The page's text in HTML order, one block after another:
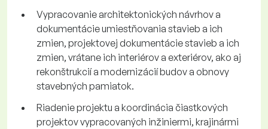
Vypracovanie architektonických návrhov a
dokumentácie umiestňovania stavieb a ich
zmien, projektovej dokumentácie stavieb a ich
zmien, vrátane ich interiérov a exteriérov, ako aj
rekonštrukcií a modernizácií budov a obnovy
stavebných pamiatok.
Riadenie projektu a koordinácia čiastkových
projektov vypracovaných inžiniermi, krajinármi